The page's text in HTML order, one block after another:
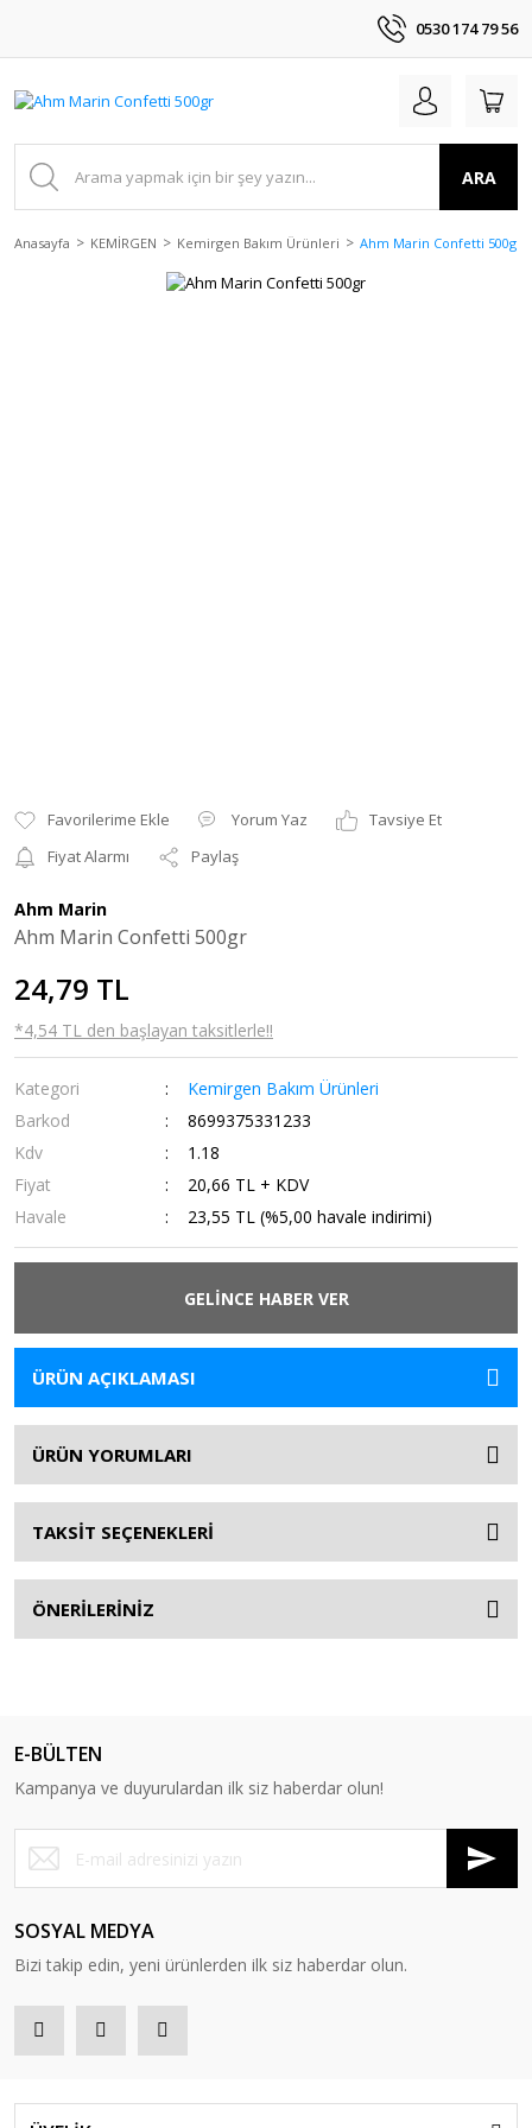
0530 174 79 56
ARA
Anasayfa KEMİRGEN Kemirgen Bakım Ürünleri Ahm Marin Confetti 500gr
Yorum Yaz
Tavsiye Et
Fiyat Alarmı
Paylaş
Ahm Marin
Ahm Marin Confetti 500gr
24,79 TL
*4,54 TL den başlayan taksitlerle!!
Kategori
Kemirgen Bakım Ürünleri
Barkod
8699375331233
Kdv
1.18
Fiyat
20,66 TL + KDV
Havale
23,55 TL (%5,00 havale indirimi)
GELİNCE HABER VER
ÜRÜN AÇIKLAMASI
ÜRÜN YORUMLARI
TAKSİT SEÇENEKLERİ
ÖNERİLERİNİZ
E-BÜLTEN
Kampanya ve duyurulardan ilk siz haberdar olun!
SOSYAL MEDYA
Bizi takip edin, yeni ürünlerden ilk siz haberdar olun.